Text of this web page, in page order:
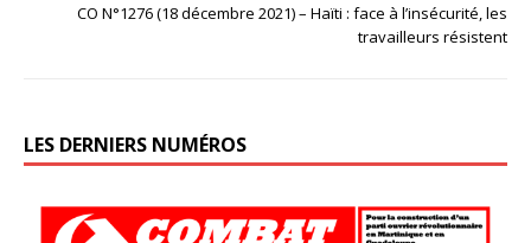
CO N°1276 (18 décembre 2021) – Haïti : face à l’insécurité, les
travailleurs résistent
LES DERNIERS NUMÉROS